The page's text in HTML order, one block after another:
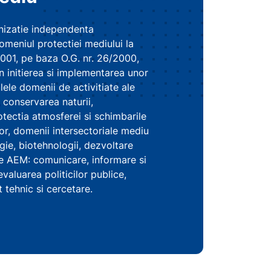
independenta
protectiei mediului la
pe baza O.G. nr. 26/2000,
initierea si implementarea unor
domenii de activitiate ale
naturii,
atmosferei si schimbarile
domenii intersectoriale mediu
biotehnologii, dezvoltare
comunicare, informare si
politicilor publice,
tehnic si cercetare.